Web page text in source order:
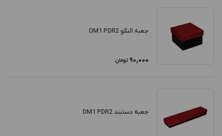
جعبه النگو OM1 PDR2
90,000 تومان
جعبه دستبند DM1 PDR2